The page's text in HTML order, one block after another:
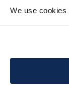
We use cookies
Freigepäck bei
Die Stasher-
App holen